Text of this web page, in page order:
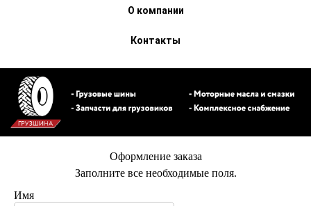
О компании
Контакты
Оформление заказа
Заполните все необходимые поля.
Имя